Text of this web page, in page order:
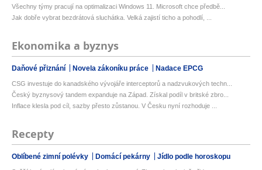
Všechny týmy pracují na optimalizaci Windows 11. Microsoft chce předbě...
Jak dobře vybrat bezdrátová sluchátka. Velká zajistí ticho a pohodlí, ...
Ekonomika a byznys
Daňové přiznání Novela zákoníku práce Nadace EPCG
CSG investuje do kanadského vývojáře interceptorů a nadzvukových techn...
Český byznysový tandem expanduje na Západ. Získal podíl v britské zbro...
Inflace klesla pod cíl, sazby přesto zůstanou. V Česku nyní rozhoduje ...
Recepty
Oblíbené zimní polévky Domácí pekárny Jídlo podle horoskopu